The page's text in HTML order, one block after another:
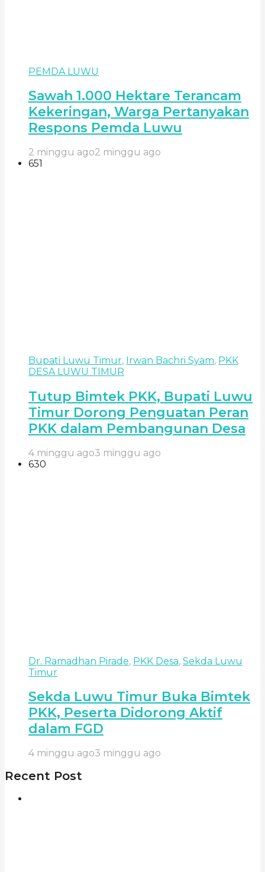
PEMDA LUWU
Sawah 1.000 Hektare Terancam
Kekeringan, Warga Pertanyakan
Respons Pemda Luwu
2 minggu ago2 minggu ago
651
Bupati Luwu Timur, Irwan Bachri Syam, PKK
DESA LUWU TIMUR
Tutup Bimtek PKK, Bupati Luwu
Timur Dorong Penguatan Peran
PKK dalam Pembangunan Desa
4 minggu ago3 minggu ago
630
Dr. Ramadhan Pirade, PKK Desa, Sekda Luwu
Timur
Sekda Luwu Timur Buka Bimtek
PKK, Peserta Didorong Aktif
dalam FGD
4 minggu ago3 minggu ago
Recent Post